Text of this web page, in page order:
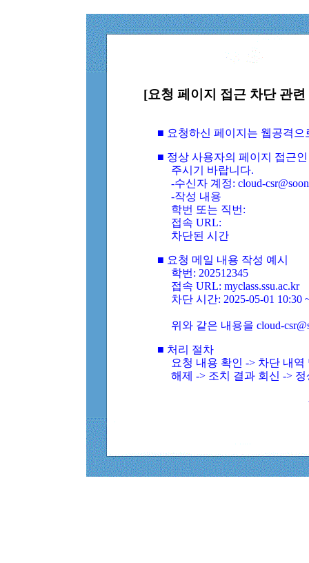
[요청 페이지 접근 차단 관
■ 요청하신 페이지는 웹공격
■ 정상 사용자의 페이지 접근
주시기 바랍니다.
-수신자 계정: cloud-
-작성 내용
학번 또는 직번:
접속 URL:
차단된 시간
■ 요청 메일 내용 작성 예시
학번: 202512345
접속 URL: myclass.ssu.ac.kr
차단 시간: 2025-05-01 10:30
위와 같은 내용을 cloud-
■ 처리 절차
요청 내용 확인 -> 차단 내
해제 -> 조치 결과 회신 ->